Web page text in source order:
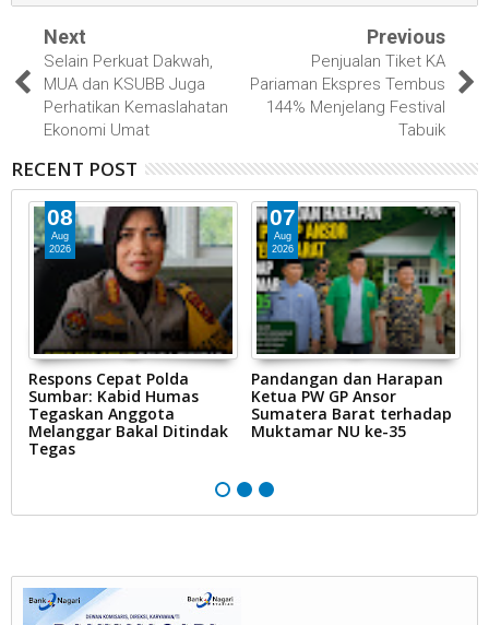
Next
Selain Perkuat Dakwah,
MUA dan KSUBB Juga
Perhatikan Kemaslahatan
Ekonomi Umat
Previous
Penjualan Tiket KA
Pariaman Ekspres Tembus
144% Menjelang Festival
Tabuik
RECENT POST
08
Aug
2026
Respons Cepat Polda
Sumbar: Kabid Humas
Tegaskan Anggota
Melanggar Bakal Ditindak
Tegas
07
Aug
2026
Pandangan dan Harapan
Ketua PW GP Ansor
Sumatera Barat terhadap
Muktamar NU ke-35